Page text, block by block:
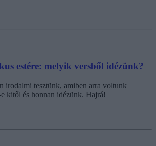
estére: melyik versből idézünk?
irodalmi tesztünk, amiben arra voltunk
kitől és honnan idézünk. Hajrá!